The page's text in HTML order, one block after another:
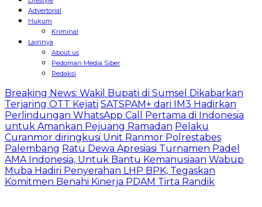
Advertorial
Hukum
Kriminal
Lainnya
About us
Pedoman Media Siber
Redaksi
Breaking News: Wakil Bupati di Sumsel Dikabarkan
Terjaring OTT Kejati SATSPAM+ dari IM3 Hadirkan
Perlindungan WhatsApp Call Pertama di Indonesia
untuk Amankan Pejuang Ramadan Pelaku
Curanmor diringkusi Unit Ranmor Polrestabes
Palembang Ratu Dewa Apresiasi Turnamen Padel
AMA Indonesia, Untuk Bantu Kemanusiaan Wabup
Muba Hadiri Penyerahan LHP BPK, Tegaskan
Komitmen Benahi Kinerja PDAM Tirta Randik